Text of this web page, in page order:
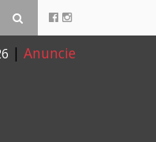
| Anuncie